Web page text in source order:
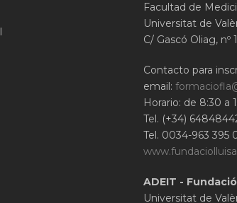
Facultad de
Universitat de
C/ Gascó Oliag, nº
Contacto para
email:
Horario: de 8:30 a
Tel. (+34)
Tel. 0034-963 395
ADEIT -
Universitat de